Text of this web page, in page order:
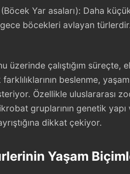
Yar asaları): Daha
böcekleri avlayan
üzerinde çalıştığım
beslenme,
Özellikle uluslararası
gruplarının genetik yapı
dikkat çekiyor.
Yaşam